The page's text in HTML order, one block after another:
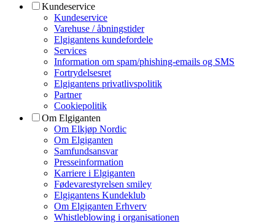
Kundeservice
Kundeservice
Varehuse / åbningstider
Elgigantens kundefordele
Services
Information om spam/phishing-emails og SMS
Fortrydelsesret
Elgigantens privatlivspolitik
Partner
Cookiepolitik
Om Elgiganten
Om Elkjøp Nordic
Om Elgiganten
Samfundsansvar
Presseinformation
Karriere i Elgiganten
Fødevarestyrelsen smiley
Elgigantens Kundeklub
Om Elgiganten Erhverv
Whistleblowing i organisationen